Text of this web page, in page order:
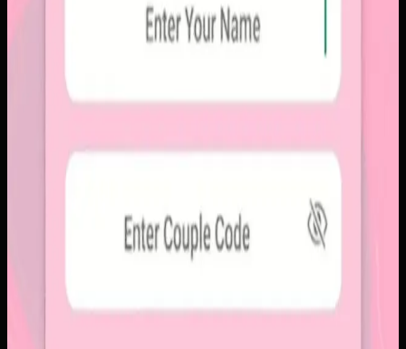
Kami membangun aplikasi mobile dengan alur berbagi yang
ringkas, notifikasi cepat, dan arsip momen yang tersusun
rapi. Sistemnya dirancang untuk percakapan visual yang
lebih personal tanpa membawa beban feed publik.